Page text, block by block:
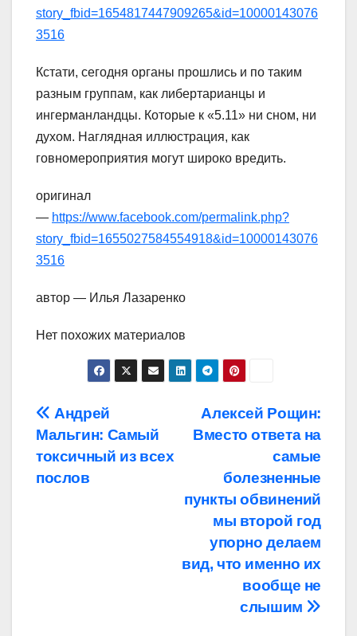
story_fbid=1654817447909265&id=10000143076
3516
Кстати, сегодня органы прошлись и по таким
разным группам, как либертарианцы и
ингерманландцы. Которые к «5.11» ни сном, ни
духом. Наглядная иллюстрация, как
говномероприятия могут широко вредить.
оригинал
— https://www.facebook.com/permalink.php?
story_fbid=1655027584554918&id=10000143076
3516
автор — Илья Лазаренко
Нет похожих материалов
Навигация
по
записям
Алексей Рощин:
Вместо ответа на
самые
болезненные
пункты обвинений
мы второй год
упорно делаем
вид, что именно их
вообще не
слышим
Андрей
Мальгин: Самый
токсичный из всех
послов